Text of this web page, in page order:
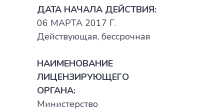
ДАТА НАЧАЛА ДЕЙСТВИЯ:
06 МАРТА 2017 Г.
Действующая, бессрочная
НАИМЕНОВАНИЕ
ЛИЦЕНЗИРУЮЩЕГО
ОРГАНА:
Министерство